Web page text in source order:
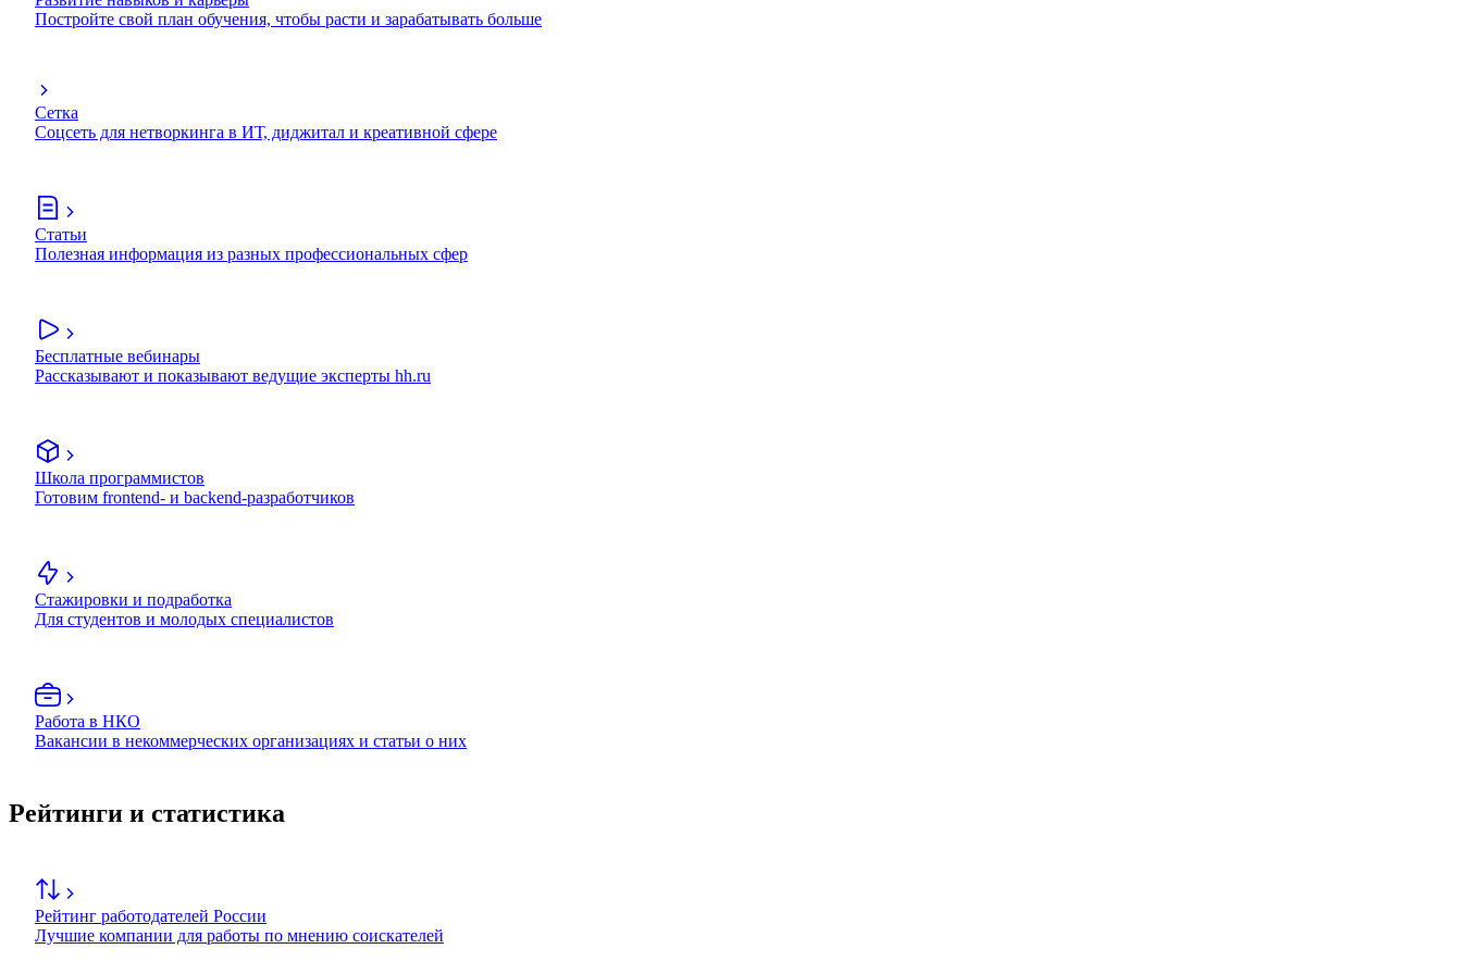
Постройте свой план обучения, чтобы расти и зарабатывать больше
Сетка
Соцсеть для нетворкинга в ИТ, диджитал и креативной сфере
Статьи
Полезная информация из разных профессиональных сфер
Бесплатные вебинары
Рассказывают и показывают ведущие эксперты hh.ru
Школа программистов
Готовим frontend- и backend-разработчиков
Стажировки и подработка
Для студентов и молодых специалистов
Работа в НКО
Вакансии в некоммерческих организациях и статьи о них
Рейтинги и статистика
Рейтинг работодателей России
Лучшие компании для работы по мнению соискателей